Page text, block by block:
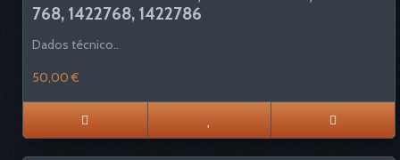
768, 1422768, 1422786
Dados técnico..
50,00 €